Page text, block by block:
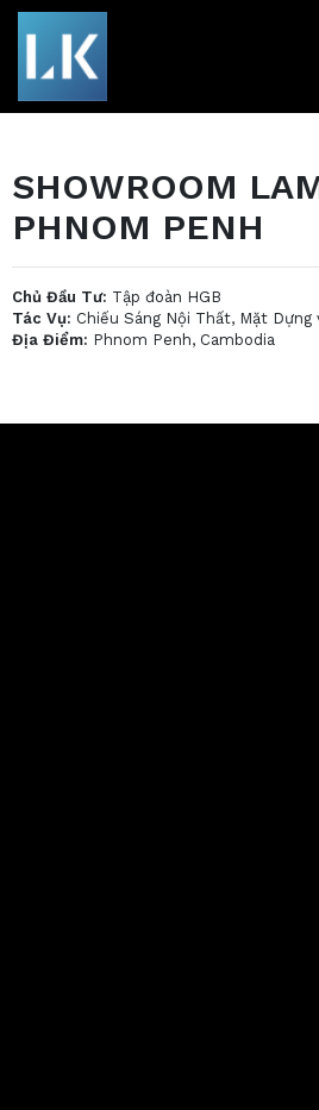
SHOWROOM
PHNOM PENH
Chủ Đầu Tư: Tập đoàn HGB
Tác Vụ: Chiếu Sáng Nội Thất, Mặt Dựng
Địa Điểm: Phnom Penh, Cambodia